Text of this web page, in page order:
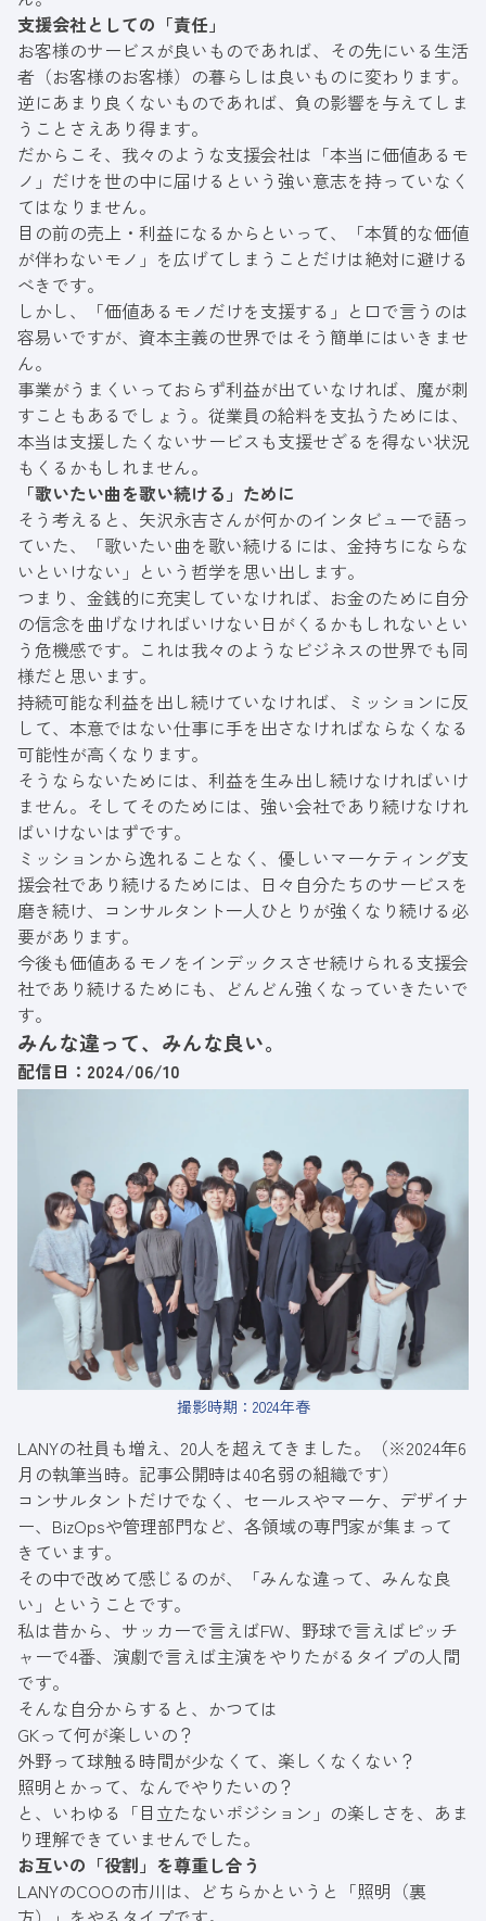
支援会社としての「責任」
お客様のサービスが良いものであれば、その先にいる生活
者（お客様のお客様）の暮らしは良いものに変わります。
逆にあまり良くないものであれば、負の影響を与えてしま
うことさえあり得ます。
だからこそ、我々のような支援会社は「本当に価値あるモ
ノ」だけを世の中に届けるという強い意志を持っていなく
てはなりません。
目の前の売上・利益になるからといって、「本質的な価値
が伴わないモノ」を広げてしまうことだけは絶対に避ける
べきです。
しかし、「価値あるモノだけを支援する」と口で言うのは
容易いですが、資本主義の世界ではそう簡単にはいきませ
ん。
事業がうまくいっておらず利益が出ていなければ、魔が刺
すこともあるでしょう。従業員の給料を支払うためには、
本当は支援したくないサービスも支援せざるを得ない状況
もくるかもしれません。
「歌いたい曲を歌い続ける」ために
そう考えると、矢沢永吉さんが何かのインタビューで語っ
ていた、「歌いたい曲を歌い続けるには、金持ちにならな
いといけない」という哲学を思い出します。
つまり、金銭的に充実していなければ、お金のために自分
の信念を曲げなければいけない日がくるかもしれないとい
う危機感です。これは我々のようなビジネスの世界でも同
様だと思います。
持続可能な利益を出し続けていなければ、ミッションに反
して、本意ではない仕事に手を出さなければならなくなる
可能性が高くなります。
そうならないためには、利益を生み出し続けなければいけ
ません。そしてそのためには、強い会社であり続けなけれ
ばいけないはずです。
ミッションから逸れることなく、優しいマーケティング支
援会社であり続けるためには、日々自分たちのサービスを
磨き続け、コンサルタント一人ひとりが強くなり続ける必
要があります。
今後も価値あるモノをインデックスさせ続けられる支援会
社であり続けるためにも、どんどん強くなっていきたいで
す。
みんな違って、みんな良い。
配信日：2024/06/10
撮影時期：2024年春
LANYの社員も増え、20人を超えてきました。（※2024年6
月の執筆当時。記事公開時は40名弱の組織です）
コンサルタントだけでなく、セールスやマーケ、デザイナ
ー、BizOpsや管理部門など、各領域の専門家が集まって
きています。
その中で改めて感じるのが、「みんな違って、みんな良
い」ということです。
私は昔から、サッカーで言えばFW、野球で言えばピッチ
ャーで4番、演劇で言えば主演をやりたがるタイプの人間
です。
そんな自分からすると、かつては
GKって何が楽しいの？
外野って球触る時間が少なくて、楽しくなくない？
照明とかって、なんでやりたいの？
と、いわゆる「目立たないポジション」の楽しさを、あま
り理解できていませんでした。
お互いの「役割」を尊重し合う
LANYのCOOの市川は、どちらかというと「照明（裏